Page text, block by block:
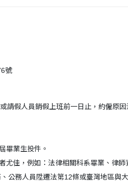
號
請假人員銷假上班前一日止，約僱原
畢業生投件。
尤佳，例如：法律相關科系畢業、律
公務人員陞遷法第12條或臺灣地區與